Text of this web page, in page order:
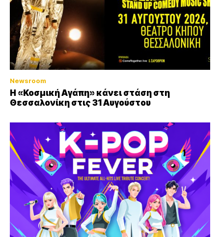
Newsroom
Η «Κοσμική Αγάπη» κάνει στάση στη
Θεσσαλονίκη στις 31 Αυγούστου